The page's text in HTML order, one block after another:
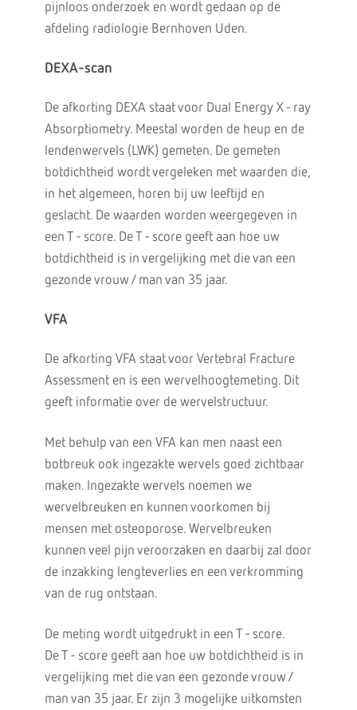
pijnloos onderzoek en wordt gedaan op de
afdeling radiologie Bernhoven Uden.
DEXA-scan
De afkorting DEXA staat voor Dual Energy X - ray
Absorptiometry. Meestal worden de heup en de
lendenwervels (LWK) gemeten. De gemeten
botdichtheid wordt vergeleken met waarden die,
in het algemeen, horen bij uw leeftijd en
geslacht. De waarden worden weergegeven in
een T - score. De T - score geeft aan hoe uw
botdichtheid is in vergelijking met die van een
gezonde vrouw / man van 35 jaar.
VFA
De afkorting VFA staat voor Vertebral Fracture
Assessment en is een wervelhoogtemeting. Dit
geeft informatie over de wervelstructuur.
Met behulp van een VFA kan men naast een
botbreuk ook ingezakte wervels goed zichtbaar
maken. Ingezakte wervels noemen we
wervelbreuken en kunnen voorkomen bij
mensen met osteoporose. Wervelbreuken
kunnen veel pijn veroorzaken en daarbij zal door
de inzakking lengteverlies en een verkromming
van de rug ontstaan.
De meting wordt uitgedrukt in een T - score.
De T - score geeft aan hoe uw botdichtheid is in
vergelijking met die van een gezonde vrouw /
man van 35 jaar. Er zijn 3 mogelijke uitkomsten